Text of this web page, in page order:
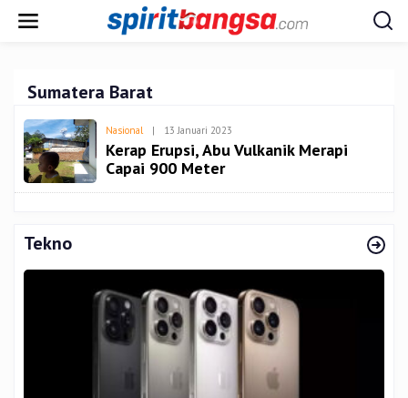
Sumatera Barat
Nasional | 13 Januari 2023
Kerap Erupsi, Abu Vulkanik Merapi
Capai 900 Meter
Tekno